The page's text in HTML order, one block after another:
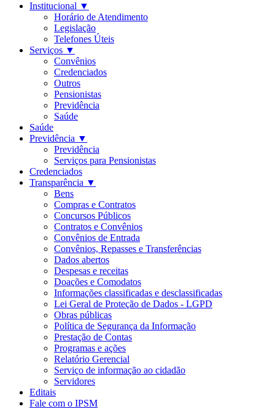
Institucional ▼
Horário de Atendimento
Legislação
Telefones Úteis
Serviços ▼
Convênios
Credenciados
Outros
Pensionistas
Previdência
Saúde
Saúde
Previdência ▼
Previdência
Serviços para Pensionistas
Credenciados
Transparência ▼
Bens
Compras e Contratos
Concursos Públicos
Contratos e Convênios
Convênios de Entrada
Convênios, Repasses e Transferências
Dados abertos
Despesas e receitas
Doações e Comodatos
Informações classificadas e desclassificadas
Lei Geral de Proteção de Dados - LGPD
Obras públicas
Política de Segurança da Informação
Prestação de Contas
Programas e ações
Relatório Gerencial
Serviço de informação ao cidadão
Servidores
Editais
Fale com o IPSM